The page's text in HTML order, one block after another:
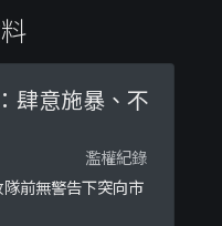
肆意施暴、不
濫權紀錄
前無警告下突向市